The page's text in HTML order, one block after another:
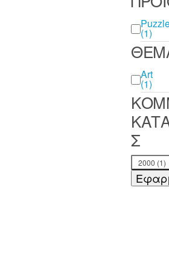
ΠΡΟΪΟΝ
(1)
Art
(1)
Σ
2000